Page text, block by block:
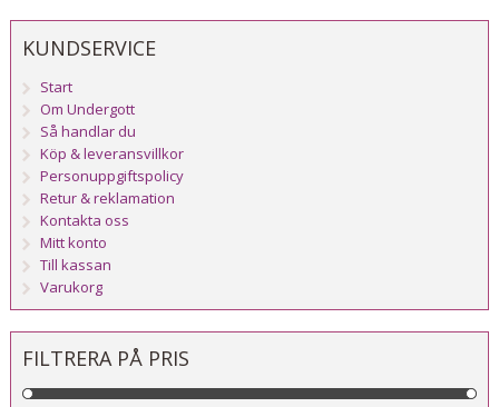
KUNDSERVICE
Start
Om Undergott
Så handlar du
Köp & leveransvillkor
Personuppgiftspolicy
Retur & reklamation
Kontakta oss
Mitt konto
Till kassan
Varukorg
FILTRERA PÅ PRIS